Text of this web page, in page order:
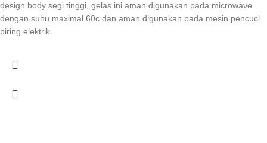
design body segi tinggi, gelas ini aman digunakan pada microwave
dengan suhu maximal 60c dan aman digunakan pada mesin pencuci
piring elektrik.